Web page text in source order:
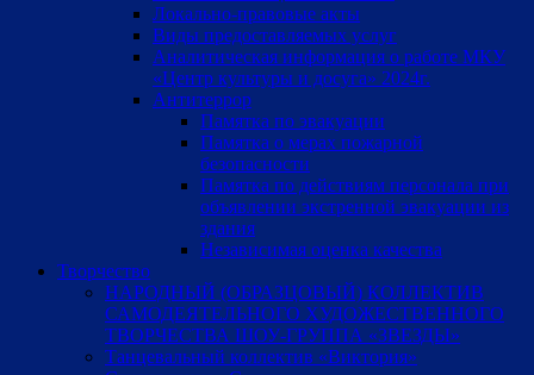
Локально-правовые акты
Виды предоставляемых услуг
Аналитическая информация о работе МКУ
«Центр культуры и досуга» 2024г.
Антитеррор
Памятка по эвакуации
Памятка о мерах пожарной
безопасности
Памятка по действиям персонала при
объявлении экстренной эвакуации из
здания
Независимая оценка качества
Творчество
НАРОДНЫЙ (ОБРАЗЦОВЫЙ) КОЛЛЕКТИВ
САМОДЕЯТЕЛЬНОГО ХУДОЖЕСТВЕННОГО
ТВОРЧЕСТВА ШОУ-ГРУППА «ЗВЕЗДЫ»
Танцевальный коллектив «Виктория»